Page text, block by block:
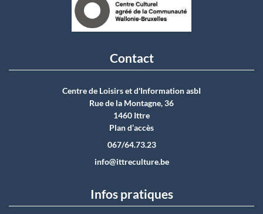
Contact
Centre de Loisirs et d'Information asbI
Rue de la Montagne, 36
1460 Ittre
Plan d’accès
067/64.73.23
info@ittreculture.be
Infos pratiques